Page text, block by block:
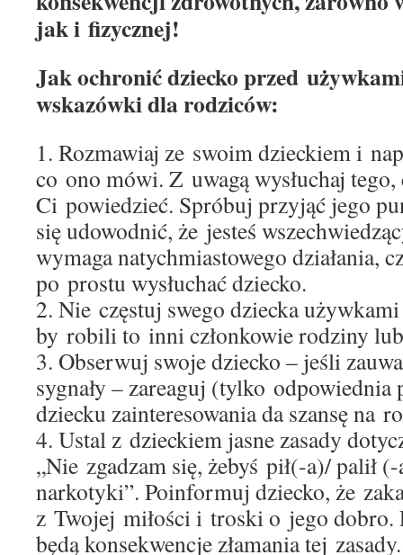
jak i fizycznej!
Jak ochronić dziecko przed
wskazówki dla rodziców:
1. Rozmawiaj ze swoim dzieckiem i
co ono mówi. Z uwagą wysłuchaj
Ci powiedzieć. Spróbuj przyjąć jego
się udowodnić, że jesteś
wymaga natychmiastowego działania,
po prostu wysłuchać dziecko.
2. Nie częstuj swego dziecka
by robili to inni członkowie rodziny
3. Obserwuj swoje dziecko – jeśli
sygnały – zareaguj (tylko odpowiednia
dziecku zainteresowania da szansę na
4. Ustal z dzieckiem jasne zasady
„Nie zgadzam się, żebyś pił(-a)/ palił
narkotyki”. Poinformuj dziecko, że
z Twojej miłości i troski o jego dobro.
będą konsekwencje złamania tej